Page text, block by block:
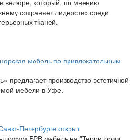
велюре, который, по мнению
сохраняет лидерство среди
тканей.
мебель по привлекательным
предлагает производство эстетичной
мебели в Уфе.
Петербурге открыт
шоурум БРВ мебель на "Территории